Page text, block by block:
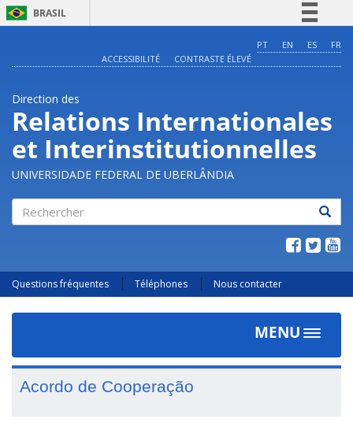
BRASIL
Comunica BR
Acesso à informação
Legislação
Canais
PT EN ES
FR
ACCESSIBILITÉ
CONTRASTE ÉLEVÉ
Direction des
Relations Internationales
et Interinstitutionnelles
UNIVERSIDADE FEDERAL DE UBERLÂNDIA
Questions fréquentes Téléphones Nous contacter
MENU
Toggle
Acordo de Cooperação